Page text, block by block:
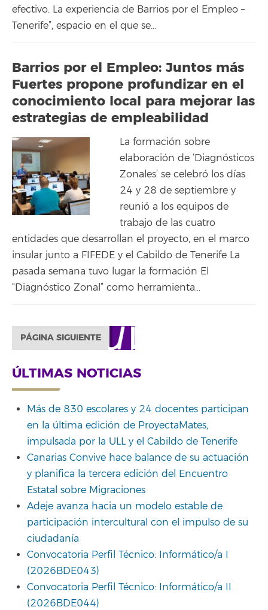
efectivo. La experiencia de Barrios por el Empleo –
Tenerife”, espacio en el que se…
Barrios por el Empleo: Juntos más
Fuertes propone profundizar en el
conocimiento local para mejorar las
estrategias de empleabilidad
La formación sobre
elaboración de ‘Diagnósticos
Zonales’ se celebró los días
24 y 28 de septiembre y
reunió a los equipos de
trabajo de las cuatro
entidades que desarrollan el proyecto, en el marco
insular junto a FIFEDE y el Cabildo de Tenerife La
pasada semana tuvo lugar la formación El
“Diagnóstico Zonal” como herramienta…
PÁGINA SIGUIENTE
ÚLTIMAS NOTICIAS
Más de 830 escolares y 24 docentes participan
en la última edición de ProyectaMates,
impulsada por la ULL y el Cabildo de Tenerife
Canarias Convive hace balance de su actuación
y planifica la tercera edición del Encuentro
Estatal sobre Migraciones
Adeje avanza hacia un modelo estable de
participación intercultural con el impulso de su
ciudadanía
Convocatoria Perfil Técnico: Informático/a I
(2026BDE043)
Convocatoria Perfil Técnico: Informático/a II
(2026BDE044)